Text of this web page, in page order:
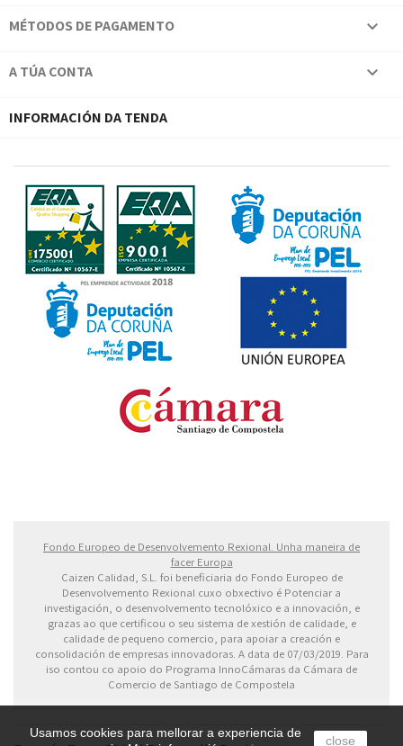
MÉTODOS DE PAGAMENTO 
A TÚA CONTA 
INFORMACIÓN DA TENDA
Usamos cookies para mellorar a experiencia de
close
Fondo Europeo de Desenvolvemento Rexional. Unha maneira de
facer Europa
Caizen Calidad, S.L. foi beneficiaria do Fondo Europeo de
Desenvolvemento Rexional cuxo obxectivo é Potenciar a
investigación, o desenvolvemento tecnolóxico e a innovación, e
grazas ao que certificou o seu sistema de xestión de calidade, e
calidade de pequeno comercio, para apoiar a creación e
consolidación de empresas innovadoras. A data de 07/03/2019. Para
iso contou co apoio do Programa InnoCámaras da Cámara de
Comercio de Santiago de Compostela